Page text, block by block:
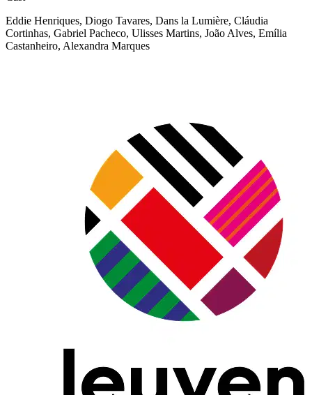
Eddie Henriques, Diogo Tavares, Dans la Lumière, Cláudia
Cortinhas, Gabriel Pacheco, Ulisses Martins, João Alves, Emília
Castanheiro, Alexandra Marques